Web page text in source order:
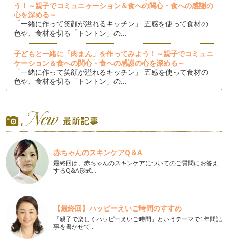
う！～親子でコミュニヶーション＆食への関心・食への感謝の
心を深める～
「一緒に作って笑顔が溢れるキッチン」 五感を使って食材の
色や、食材を切る「トントン」の…
子どもと一緒に「肉まん」を作ってみよう！～親子でコミュニ
ケーション＆食への関心・食への感謝の心を深める～
「一緒に作って笑顔が溢れるキッチン」 五感を使って食材の
色や、食材を切る「トントン」の…
ョン＆食への関心・食への感謝の心を深める～
「一緒に作って笑顔が溢れるキッチン」 五感を使って食材の
色や、食材を切る「トントン」の…
ビスコッティを作ってみよう！親子でコミュニケーション＆食
への関心・食への感謝の心を深める～
「一緒に作って笑顔が溢れるキッチン」 五感を使って食材の
色や、食材を切る「トントン」の…
手作りピザを作ってみよう！～親子でコミュニヶーション＆食
への関心・食への感謝の心を深める～
「一緒に作って笑顔が溢れるキッチン」 五感を使って食材の
色や、食材が煮える「ことこと」…
赤ちゃんのスキンケアQ＆A
最終回は、赤ちゃんのスキンケアについてのご質問にお答え
するQ&A形式…
【最終回】ハッピーえいご時間のすすめ
「親子で楽しくハッピーえいご時間」というテーマで1年間記
事を書かせて…